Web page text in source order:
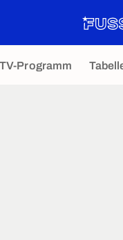
TV-Programm